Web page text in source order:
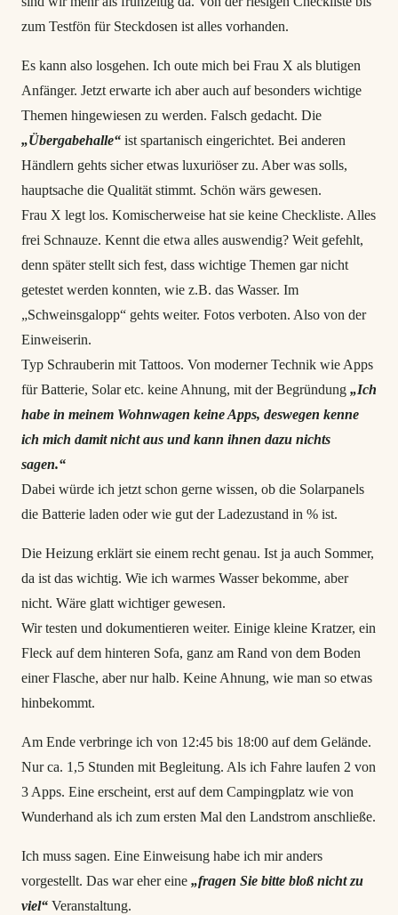
zum Testfön für Steckdosen ist alles vorhanden.
Es kann also losgehen. Ich oute mich bei Frau X als blutigen
Anfänger. Jetzt erwarte ich aber auch auf besonders wichtige
Themen hingewiesen zu werden. Falsch gedacht. Die
„Übergabehalle“ ist spartanisch eingerichtet. Bei anderen
Händlern gehts sicher etwas luxuriöser zu. Aber was solls,
hauptsache die Qualität stimmt. Schön wärs gewesen.
Frau X legt los. Komischerweise hat sie keine Checkliste. Alles
frei Schnauze. Kennt die etwa alles auswendig? Weit gefehlt,
denn später stellt sich fest, dass wichtige Themen gar nicht
getestet werden konnten, wie z.B. das Wasser. Im
„Schweinsgalopp“ gehts weiter. Fotos verboten. Also von der
Einweiserin.
Typ Schrauberin mit Tattoos. Von moderner Technik wie Apps
für Batterie, Solar etc. keine Ahnung, mit der Begründung „Ich
habe in meinem Wohnwagen keine Apps, deswegen kenne
ich mich damit nicht aus und kann ihnen dazu nichts
sagen.“
Dabei würde ich jetzt schon gerne wissen, ob die Solarpanels
die Batterie laden oder wie gut der Ladezustand in % ist.
Die Heizung erklärt sie einem recht genau. Ist ja auch Sommer,
da ist das wichtig. Wie ich warmes Wasser bekomme, aber
nicht. Wäre glatt wichtiger gewesen.
Wir testen und dokumentieren weiter. Einige kleine Kratzer, ein
Fleck auf dem hinteren Sofa, ganz am Rand von dem Boden
einer Flasche, aber nur halb. Keine Ahnung, wie man so etwas
hinbekommt.
Am Ende verbringe ich von 12:45 bis 18:00 auf dem Gelände.
Nur ca. 1,5 Stunden mit Begleitung. Als ich Fahre laufen 2 von
3 Apps. Eine erscheint, erst auf dem Campingplatz wie von
Wunderhand als ich zum ersten Mal den Landstrom anschließe.
Ich muss sagen. Eine Einweisung habe ich mir anders
vorgestellt. Das war eher eine „fragen Sie bitte bloß nicht zu
viel“ Veranstaltung.